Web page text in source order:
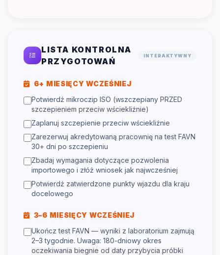
LISTA KONTROLNA
PRZYGOTOWAŃ
INTERAKTYWNY
6+ MIESIĘCY WCZEŚNIEJ
Potwierdź mikroczip ISO (wszczepiany PRZED
szczepieniem przeciw wściekliźnie)
Zaplanuj szczepienie przeciw wściekliźnie
Zarezerwuj akredytowaną pracownię na test FAVN
30+ dni po szczepieniu
Zbadaj wymagania dotyczące pozwolenia
importowego i złóż wniosek jak najwcześniej
Potwierdź zatwierdzone punkty wjazdu dla kraju
docelowego
3–6 MIESIĘCY WCZEŚNIEJ
Ukończ test FAVN — wyniki z laboratorium zajmują
2–3 tygodnie. Uwaga: 180-dniowy okres
oczekiwania biegnie od daty przybycia próbki